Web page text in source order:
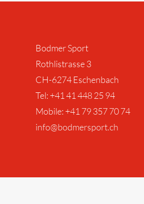
Bodmer Sport
Rothlistrasse 3
CH-6274 Eschenbach
Tel: +41 41 448 25 94 ‎
Mobile: +41 79 357 70 74
info@bodmersport.ch